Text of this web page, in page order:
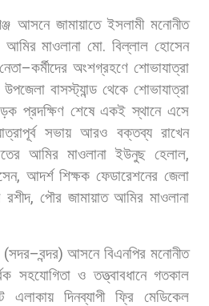
আসনে জামায়াতে ইসলামী মনোনীত
আমির মাওলানা মো.বিল্লাল হোসেন
নেতা–কর্মীদের অংশগ্রহণে শোভাযাত্রা
উপজেলা বাসস্ট্যান্ড থেকে শোভাযাত্রা
প্রদক্ষিণ শেষে একই স্থানে এসে
সভায় আরও বক্তব্য রাখেন
আমির মাওলানা ইউনুছ হেলাল,
, আদর্শ শিক্ষক ফেডারেশনের জেলা
রশীদ, পৌর জামায়াত আমির মাওলানা
(সদর–বন্দর)আসনে বিএনপির মনোনীত
সহযোগিতা ও তত্ত্বাবধানে গতকাল
এলাকায় দিনব্যাপী ফ্রি
মেডিকেল